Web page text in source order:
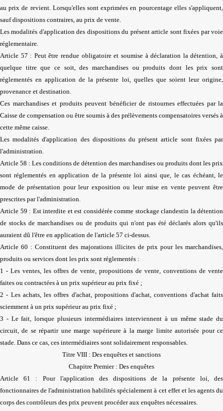
au prix de revient. Lorsqu'elles sont exprimées en pourcentage elles s'appliquent,
sauf dispositions contraires, au prix de vente.
Les modalités d'application des dispositions du présent article sont fixées par voie
réglementaire.
Article 57 : Peut être rendue obligatoire et soumise à déclaration la détention, à
quelque titre que ce soit, des marchandises ou produits dont les prix sont
réglementés en application de la présente loi, quelles que soient leur origine,
provenance et destination.
Ces marchandises et produits peuvent bénéficier de ristournes effectuées par la
Caisse de compensation ou être soumis à des prélèvements compensatoires versés à
cette même caisse.
Les modalités d'application des dispositions du présent article sont fixées par
l'administration.
Article 58 : Les conditions de détention des marchandises ou produits dont les prix
sont réglementés en application de la présente loi ainsi que, le cas échéant, le
mode de présentation pour leur exposition ou leur mise en vente peuvent être
prescrites par l'administration.
Article 59 : Est interdite et est considérée comme stockage clandestin la détention
de stocks de marchandises ou de produits qui n'ont pas été déclarés alors qu'ils
auraient dû l'être en application de l'article 57 ci-dessus.
Article 60 : Constituent des majorations illicites de prix pour les marchandises,
produits ou services dont les prix sont réglementés :
1 - Les ventes, les offres de vente, propositions de vente, conventions de vente
faites ou contractées à un prix supérieur au prix fixé ;
2 - Les achats, les offres d'achat, propositions d'achat, conventions d'achat faits
sciemment à un prix supérieur au prix fixé ;
3 - Le fait, lorsque plusieurs intermédiaires interviennent à un même stade du
circuit, de se répartir une marge supérieure à la marge limite autorisée pour ce
stade. Dans ce cas, ces intermédiaires sont solidairement responsables.
Titre VIII : Des enquêtes et sanctions
Chapitre Premier : Des enquêtes
Article 61 : Pour l'application des dispositions de la présente loi, des
fonctionnaires de l'administration habilités spécialement à cet effet et les agents du
corps des contrôleurs des prix peuvent procéder aux enquêtes nécessaires.